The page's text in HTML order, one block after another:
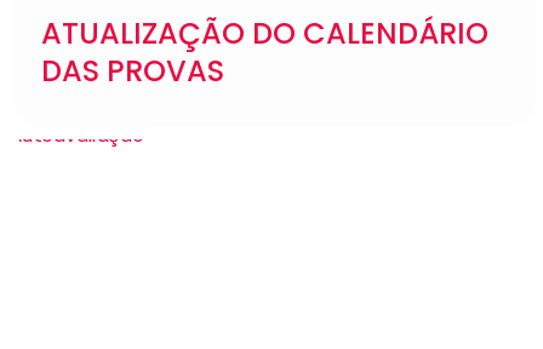
ATUALIZAÇÃO DO CALENDÁRIO
DAS PROVAS